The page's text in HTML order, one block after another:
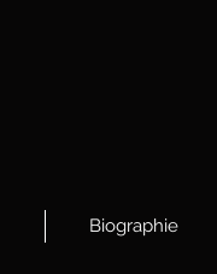
Biographie